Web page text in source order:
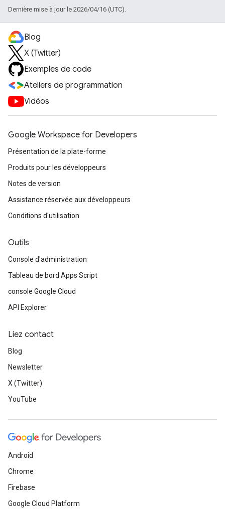
Dernière mise à jour le 2026/04/16 (UTC).
Blog
X (Twitter)
Exemples de code
Ateliers de programmation
Vidéos
Google Workspace for Developers
Présentation de la plate-forme
Produits pour les développeurs
Notes de version
Assistance réservée aux développeurs
Conditions d'utilisation
Outils
Console d'administration
Tableau de bord Apps Script
console Google Cloud
API Explorer
Liez contact
Blog
Newsletter
X (Twitter)
YouTube
Android
Chrome
Firebase
Google Cloud Platform